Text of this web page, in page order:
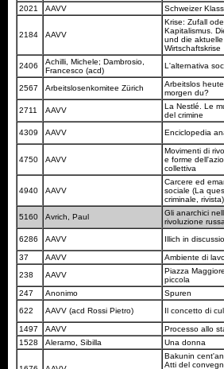
2021 AAVV Schweizer
2184 AAVV
Krise: Zufall
Kapitalismus.
und die aktuelle
Wirtschaftskrise
2406
Achilli, Michele; Dambrosio,
Francesco (acd)
L'alternativa
2567 Arbeitslosenkomitee Zürich
Arbeitslos heute
morgen du?
2711 AAVV
La Nestlé. Le
del crimine
4309 AAVV Enciclopedia
4750 AAVV
Movimenti di
e forme
collettiva
4940 AAVV
Carcere ed
sociale (La
criminale, rivista)
5160 Avrich, Paul
Gli anarchici
rivoluzione russa
6286 AAVV Illich in
37 AAVV Ambiente di
238
AAVV
Piazza
piccola
247 Anonimo
Spuren
622
AAVV (acd Rossi Pietro) Il concetto di
1497 AAVV Processo allo
1528
Aleramo, Sibilla Una donna
Bakunin
Atti del